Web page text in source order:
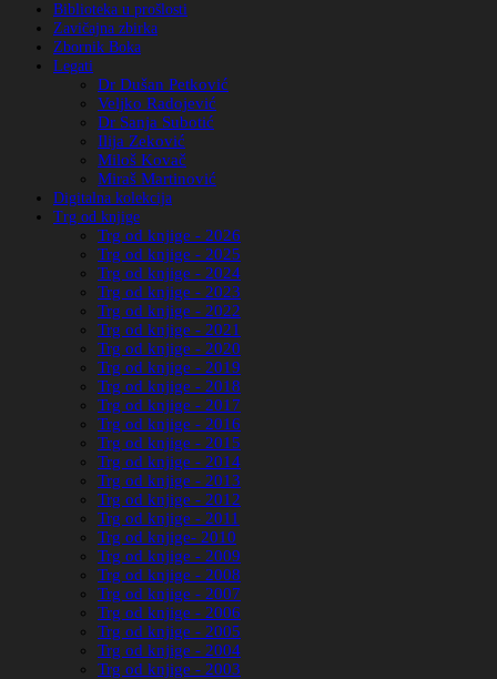
Biblioteka u prošlosti
Zavičajna zbirka
Zbornik Boka
Legati
Dr Dušan Petković
Veljko Radojević
Dr Sanja Subotić
Ilija Zeković
Miloš Kovač
Miraš Martinović
Digitalna kolekcija
Trg od knjige
Trg od knjige - 2026
Trg od knjige - 2025
Trg od knjige - 2024
Trg od knjige - 2023
Trg od knjige - 2022
Trg od knjige - 2021
Trg od knjige - 2020
Trg od knjige - 2019
Trg od knjige - 2018
Trg od knjige - 2017
Trg od knjige - 2016
Trg od knjige - 2015
Trg od knjige - 2014
Trg od knjige - 2013
Trg od knjige - 2012
Trg od knjige - 2011
Trg od knjige- 2010
Trg od knjige - 2009
Trg od knjige - 2008
Trg od knjige - 2007
Trg od knjige - 2006
Trg od knjige - 2005
Trg od knjige - 2004
Trg od knjige - 2003